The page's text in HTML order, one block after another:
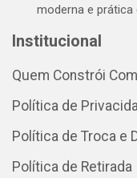
moderna e prática
Institucional
Quem Constrói
Política de
Política de Troca e
Política de Retirada